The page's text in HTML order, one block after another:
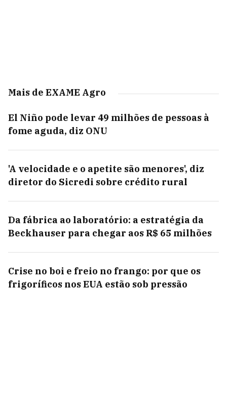
Mais de EXAME Agro
El Niño pode levar 49 milhões de pessoas à
fome aguda, diz ONU
'A velocidade e o apetite são menores', diz
diretor do Sicredi sobre crédito rural
Da fábrica ao laboratório: a estratégia da
Beckhauser para chegar aos R$ 65 milhões
Crise no boi e freio no frango: por que os
frigoríficos nos EUA estão sob pressão